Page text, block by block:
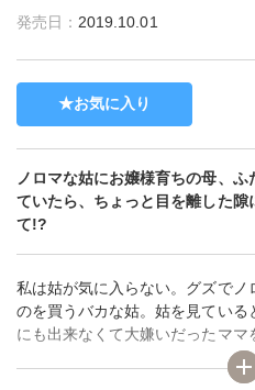
発売日： 2019.10.01
お気に入り
ノロマな姑にお嬢様育ちの母、
ていたら、ちょっと目を離した
て!?
私は姑が気に入らない。グズでノ
のを買うバカな姑。姑を見てい
にも出来なくて大嫌いだったママ
でも何でも出来るのに、どうし
しら!! なんてイライラしながらて